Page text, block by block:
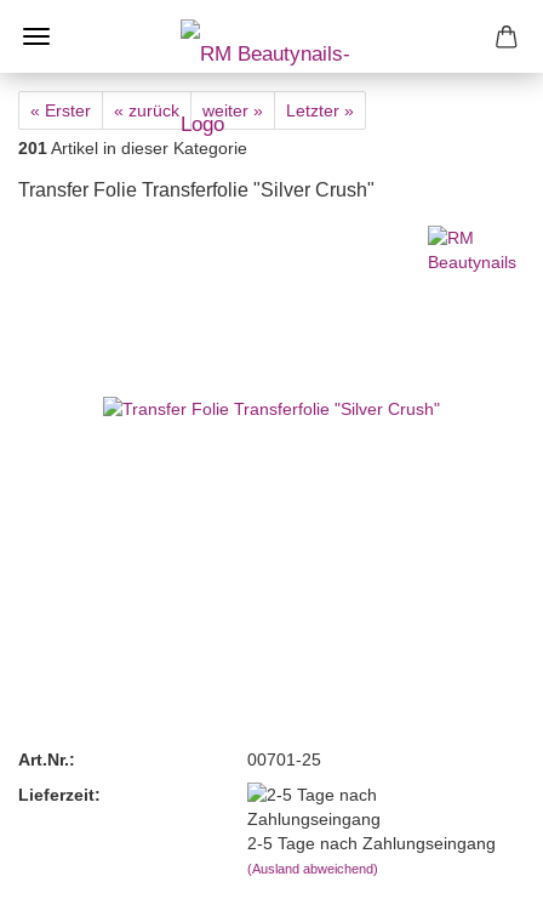
« Erster « zurück weiter »
Letzter »
201Artikel in dieser Kategorie
Transfer Folie Transferfolie "Silver Crush"
Art.Nr.:
00701-25
Lieferzeit:
2-5 Tage nach Zahlungseingang
(Ausland abweichend)